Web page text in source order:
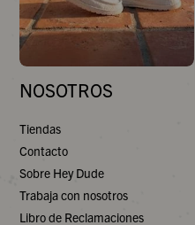
NOSOTROS
Tiendas
Contacto
Sobre Hey Dude
Trabaja con nosotros
Libro de Reclamaciones